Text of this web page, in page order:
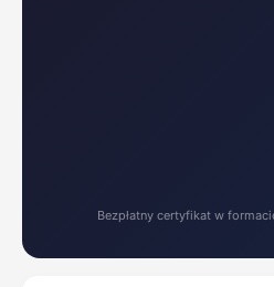
Bezpłatny certyfikat w